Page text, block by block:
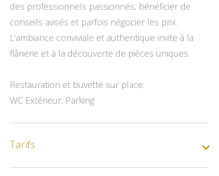
des professionnels passionnés, bénéficier de
conseils avisés et parfois négocier les prix.
L’ambiance conviviale et authentique invite à la
flânerie et à la découverte de pièces uniques.
Restauration et buvette sur place.
WC Extérieur, Parking
Tarifs
Gratuit